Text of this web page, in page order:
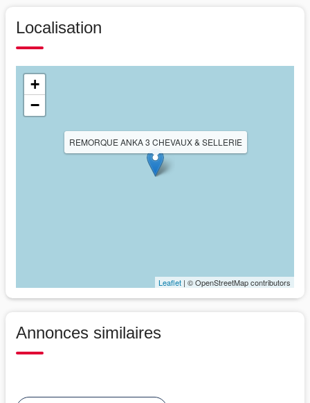
Localisation
REMORQUE ANKA 3 CHEVAUX & SELLERIE
+
−
Leaflet | © OpenStreetMap contributors
Annonces similaires